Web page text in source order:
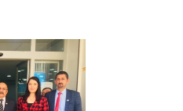
kullanılması için
ve site adresim bu